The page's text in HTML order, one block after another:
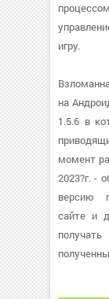
игру.
на
1.5.6 в
момент
2023?г. -
версию
сайте и